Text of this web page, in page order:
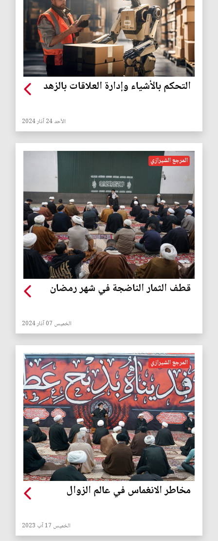
التحكم بالأشياء وإدارة العلاقات بالزهد
الأحد 24 آذار 2024
المرجع الشيرازي
قطف الثمار الناضجة في شهر رمضان
الخميس 07 آذار 2024
المرجع الشيرازي
مخاطر الانغماس في عالم الزوال
الخميس 17 آب 2023